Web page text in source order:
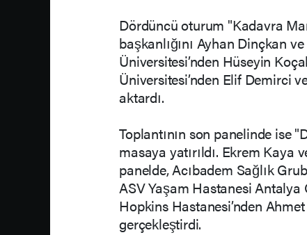
Dördüncü oturum "Kadavra
başkanlığını Ayhan Dinçkan
Üniversitesi’nden Hüseyin
Üniversitesi’nden Elif Demirci
aktardı.
Toplantının son panelinde ise
masaya yatırıldı. Ekrem Kaya
panelde, Acıbadem Sağlık
ASV Yaşam Hastanesi Antalya
Hopkins Hastanesi’nden
gerçekleştirdi.